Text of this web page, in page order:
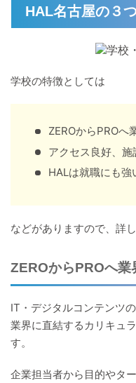
HAL名古屋の３
学校の特徴としては
ZEROからPROへ
アクセス良好、施
HALは就職にも強
などがありますので、詳
ZEROからPROへ業
IT・デジタルコンテンツ
業界に直結するカリキュ
す。
企業担当者から目的やタ